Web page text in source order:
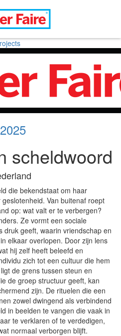
scheldwoord
die bekendstaat om haar
Van buitenaf roept
op: wat valt er te verbergen?
Ze vormt een sociale
druk geeft, waarin vriendschap en
elkaar overlopen. Door zijn lens
hij zelf heeft beleefd en
zich tot een cultuur die hem
de grens tussen steun en
de groep structuur geeft, kan
zijn. De rituelen die een
zowel dwingend als verbindend
in beelden te vangen die vaak in
te verklaren of te verdedigen,
normaal verborgen blijft.